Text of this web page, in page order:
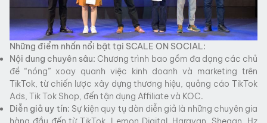
Những điểm nhấn nổi bật tại SCALE ON SOCIAL:
Nội dung chuyên sâu: Chương trình bao gồm đa dạng các chủ
đề “nóng” xoay quanh việc kinh doanh và marketing trên
TikTok, từ chiến lược xây dựng thương hiệu, quảng cáo TikTok
Ads, Tik Tok Shop, đến tận dụng Affiliate và KOC.
Diễn giả uy tín: Sự kiện quy tụ dàn diễn giả là những chuyên gia